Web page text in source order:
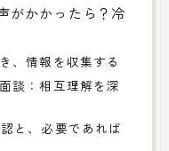
がかかったら？冷
、情報を収集する
談：相互理解を深
と、必要であれば